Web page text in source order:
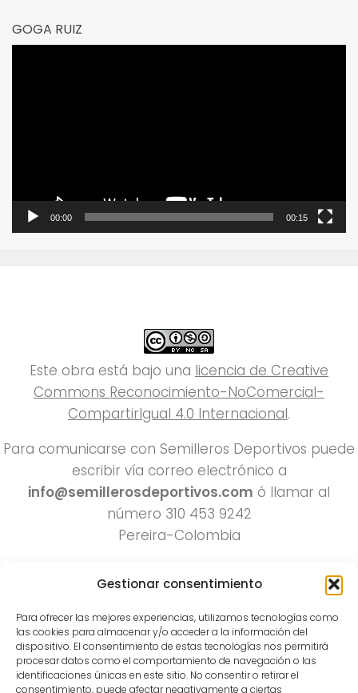
Gestionar consentimiento
Para ofrecer las mejores experiencias, utilizamos tecnologías como
las cookies para almacenar y/o acceder a la información del
dispositivo. El consentimiento de estas tecnologías nos permitirá
procesar datos como el comportamiento de navegación o las
identificaciones únicas en este sitio. No consentir o retirar el
consentimiento, puede afectar negativamente a ciertas
GOGA RUIZ
00:00 00:15
Este obra está bajo una licencia de Creative
Commons Reconocimiento-NoComercial-
CompartirIgual 4.0 Internacional.
Para comunicarse con Semilleros Deportivos puede
escribir vía correo electrónico a
info@semillerosdeportivos.com ó llamar al
número 310 453 9242
Pereira-Colombia
Todos los derechos reservados 2022.